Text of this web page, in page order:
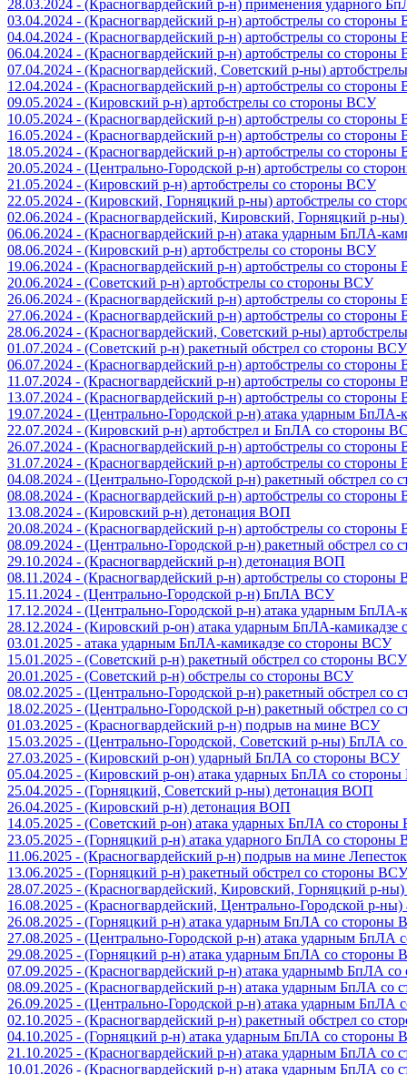
28.03.2024 - (Красногвардейский р-н) применения ударного
03.04.2024 - (Красногвардейский р-н) артобстрелы со
04.04.2024 - (Красногвардейский р-н) артобстрелы со
06.04.2024 - (Красногвардейский р-н) артобстрелы со
07.04.2024 - (Красногвардейский, Советский р-ны)
12.04.2024 - (Красногвардейский р-н) артобстрелы со
09.05.2024 - (Кировский р-н) артобстрелы со стороны ВСУ
10.05.2024 - (Красногвардейский р-н) артобстрелы со
16.05.2024 - (Красногвардейский р-н) артобстрелы со
18.05.2024 - (Красногвардейский р-н) артобстрелы со
20.05.2024 - (Центрально-Городской р-н) артобстрелы со
21.05.2024 - (Кировский р-н) артобстрелы со стороны ВСУ
22.05.2024 - (Кировский, Горняцкий р-ны) артобстрелы со
02.06.2024 - (Красногвардейский, Кировский, Горняцкий р-
06.06.2024 - (Красногвардейский р-н) атака ударным БпЛА-
08.06.2024 - (Кировский р-н) артобстрелы со стороны ВСУ
19.06.2024 - (Красногвардейский р-н) артобстрелы со
20.06.2024 - (Советский р-н) артобстрелы со стороны ВСУ
26.06.2024 - (Красногвардейский р-н) артобстрелы со
27.06.2024 - (Красногвардейский р-н) артобстрелы со
28.06.2024 - (Красногвардейский, Советский р-ны)
01.07.2024 - (Советский р-н) ракетный обстрел со стороны ВСУ
06.07.2024 - (Красногвардейский р-н) артобстрелы со
11.07.2024 - (Красногвардейский р-н) артобстрелы со стороны
13.07.2024 - (Красногвардейский р-н) артобстрелы со
19.07.2024 - (Центрально-Городской р-н) атака ударным
22.07.2024 - (Кировский р-н) артобстрел и БпЛА со стороны
26.07.2024 - (Красногвардейский р-н) артобстрелы со
31.07.2024 - (Красногвардейский р-н) артобстрелы со
04.08.2024 - (Центрально-Городской р-н) ракетный обстрел со
08.08.2024 - (Красногвардейский р-н) артобстрелы со
13.08.2024 - (Кировский р-н) детонация ВОП
20.08.2024 - (Красногвардейский р-н) артобстрелы со
08.09.2024 - (Центрально-Городской р-н) ракетный обстрел со
29.10.2024 - (Красногвардейский р-н) детонация ВОП
08.11.2024 - (Красногвардейский р-н) артобстрелы со стороны
15.11.2024 - (Центрально-Городской р-н) БпЛА ВСУ
17.12.2024 - (Центрально-Городской р-н) атака ударным
28.12.2024 - (Кировский р-он) атака ударным БпЛА-
03.01.2025 - атака ударным БпЛА-камикадзе со стороны ВСУ
15.01.2025 - (Советский р-н) ракетный обстрел со стороны ВСУ
20.01.2025 - (Советский р-н) обстрелы со стороны ВСУ
08.02.2025 - (Центрально-Городской р-н) ракетный обстрел со
18.02.2025 - (Центрально-Городской р-н) ракетный обстрел со
01.03.2025 - (Красногвардейский р-н) подрыв на мине ВСУ
15.03.2025 - (Центрально-Городской, Советский р-ны) БпЛА
27.03.2025 - (Кировский р-он) ударный БпЛА со стороны ВСУ
05.04.2025 - (Кировский р-он) атака ударных БпЛА со
25.04.2025 - (Горняцкий, Советский р-ны) детонация ВОП
26.04.2025 - (Кировский р-н) детонация ВОП
14.05.2025 - (Советский р-он) атака ударных БпЛА со
23.05.2025 - (Горняцкий р-н) атака ударного БпЛА со стороны
11.06.2025 - (Красногвардейский р-н) подрыв на мине Лепесток
13.06.2025 - (Горняцкий р-н) ракетный обстрел со стороны ВСУ
28.07.2025 - (Красногвардейский, Кировский, Горняцкий р-
16.08.2025 - (Красногвардейский, Центрально-Городской р-
26.08.2025 - (Горняцкий р-н) атака ударным БпЛА со стороны
27.08.2025 - (Центрально-Городской р-н) атака ударным БпЛА
29.08.2025 - (Горняцкий р-н) атака ударным БпЛА со стороны
07.09.2025 - (Красногвардейский р-н) атака ударнымb БпЛА
08.09.2025 - (Красногвардейский р-н) атака ударным БпЛА со
26.09.2025 - (Центрально-Городской р-н) атака ударным БпЛА
02.10.2025 - (Красногвардейский р-н) ракетный обстрел со
04.10.2025 - (Горняцкий р-н) атака ударным БпЛА со стороны
21.10.2025 - (Красногвардейский р-н) атака ударным БпЛА со
10.01.2026 - (Красногвардейский р-н) атака ударным БпЛА со